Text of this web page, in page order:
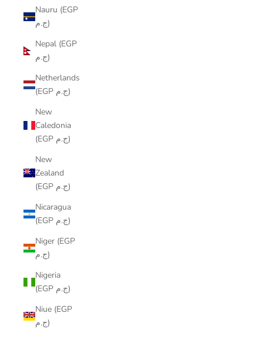
Nauru (EGP
ج.م)
Nepal (EGP
ج.م)
Netherlands
(EGP ج.م)
New
Caledonia
(EGP ج.م)
New
Zealand
(EGP ج.م)
Nicaragua
(EGP ج.م)
Niger (EGP
ج.م)
Nigeria
(EGP ج.م)
Niue (EGP
ج.م)